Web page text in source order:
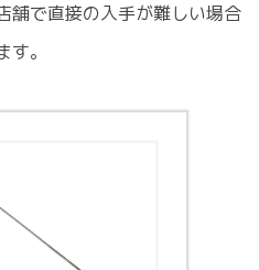
舗で直接の入手が難しい場合
。